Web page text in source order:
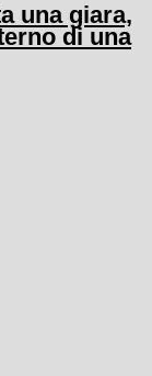
una giara,
di una